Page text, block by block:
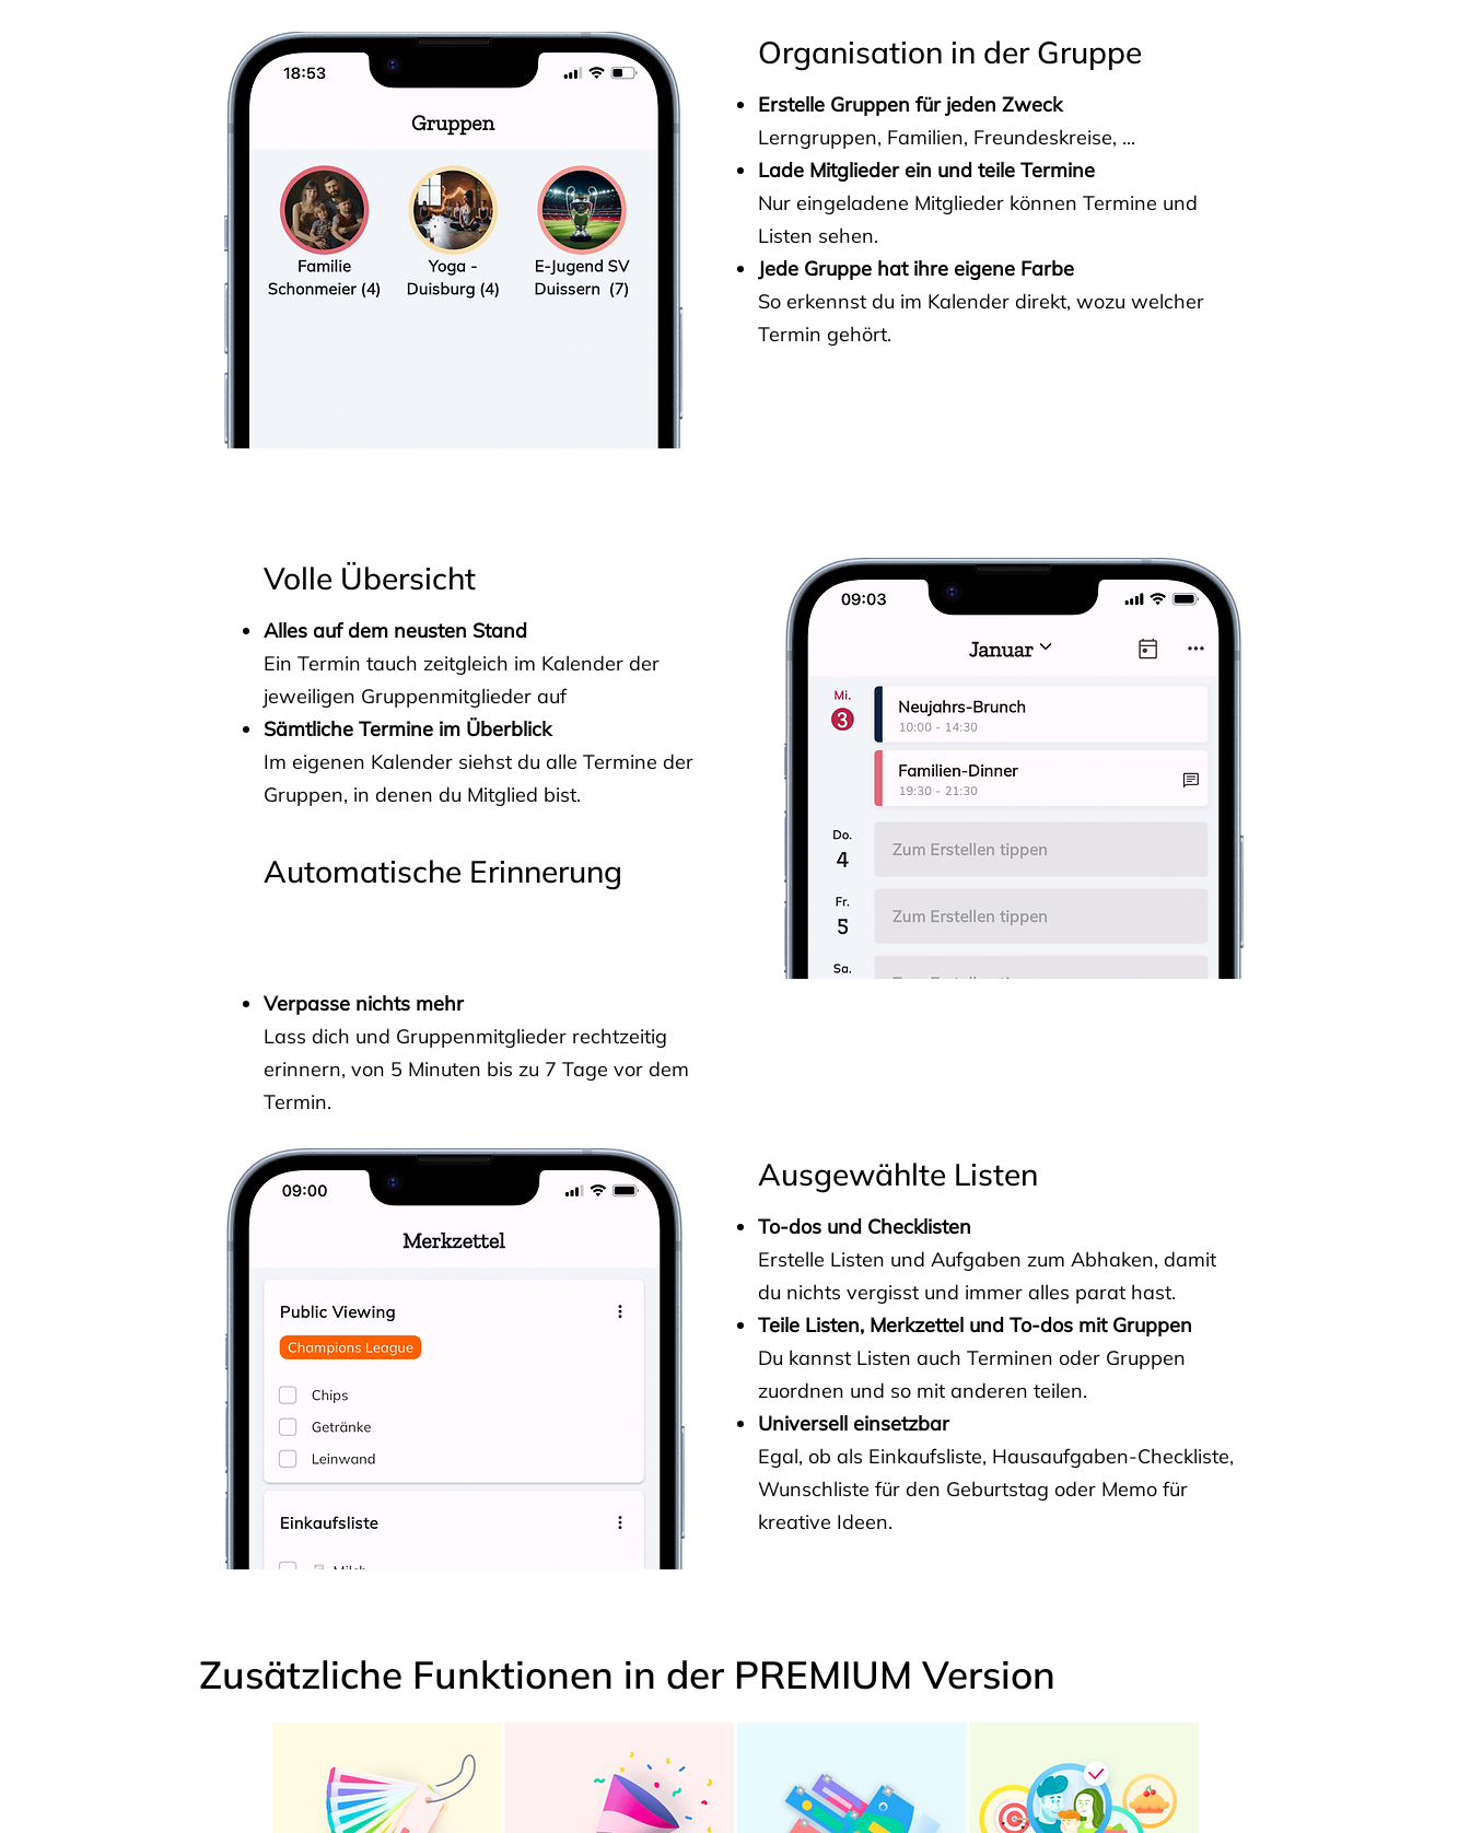
Organisation in der Gruppe
Erstelle Gruppen für jeden Zweck
Lerngruppen, Familien, Freundeskreise, ...
Lade Mitglieder ein und teile Termine
Nur eingeladene Mitglieder können Termine und
Listen sehen.
Jede Gruppe hat ihre eigene Farbe
So erkennst du im Kalender direkt, wozu welcher
Termin gehört.
Volle Übersicht
Alles auf dem neusten Stand
Ein Termin tauch zeitgleich im Kalender der
jeweiligen Gruppenmitglieder auf
Sämtliche Termine im Überblick
Im eigenen Kalender siehst du alle Termine der
Gruppen, in denen du Mitglied bist.
Automatische Erinnerung
Verpasse nichts mehr
Lass dich und Gruppenmitglieder rechtzeitig
erinnern, von 5 Minuten bis zu 7 Tage vor dem
Termin.
Ausgewählte Listen
To-dos und Checklisten
Erstelle Listen und Aufgaben zum Abhaken, damit
du nichts vergisst und immer alles parat hast.
Teile Listen, Merkzettel und To-dos mit Gruppen
Du kannst Listen auch Terminen oder Gruppen
zuordnen und so mit anderen teilen.
Universell einsetzbar
Egal, ob als Einkaufsliste, Hausaufgaben-Checkliste,
Wunschliste für den Geburtstag oder Memo für
kreative Ideen.
Zusätzliche Funktionen in der PREMIUM Version